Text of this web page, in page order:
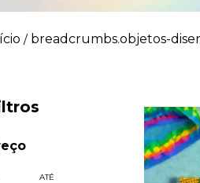
/ breadcrumbs.objetos-
ATÉ